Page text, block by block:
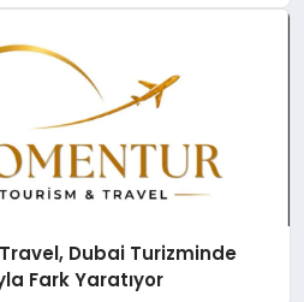
Dubai Turizminde
Fark Yaratıyor